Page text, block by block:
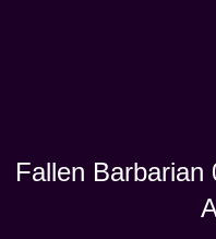
Fallen Barbarian